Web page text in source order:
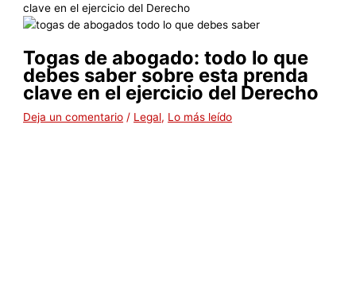
clave en el ejercicio del Derecho
Togas de abogado: todo lo que
debes saber sobre esta prenda
clave en el ejercicio del Derecho
Deja un comentario / Legal, Lo más leído